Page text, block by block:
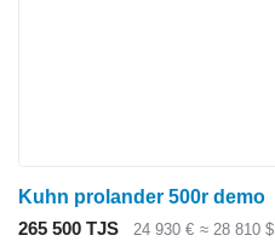
Kuhn prolander 500r demo
265 500 TJS
24 930 € ≈ 28 810 $